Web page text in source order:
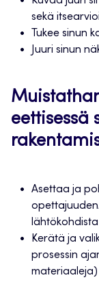
sekä
Tukee sinun
Juuri sinun
eettisessä
Asettaa ja
lähtökohdista
Kerätä ja
prosessin
materiaaleja)